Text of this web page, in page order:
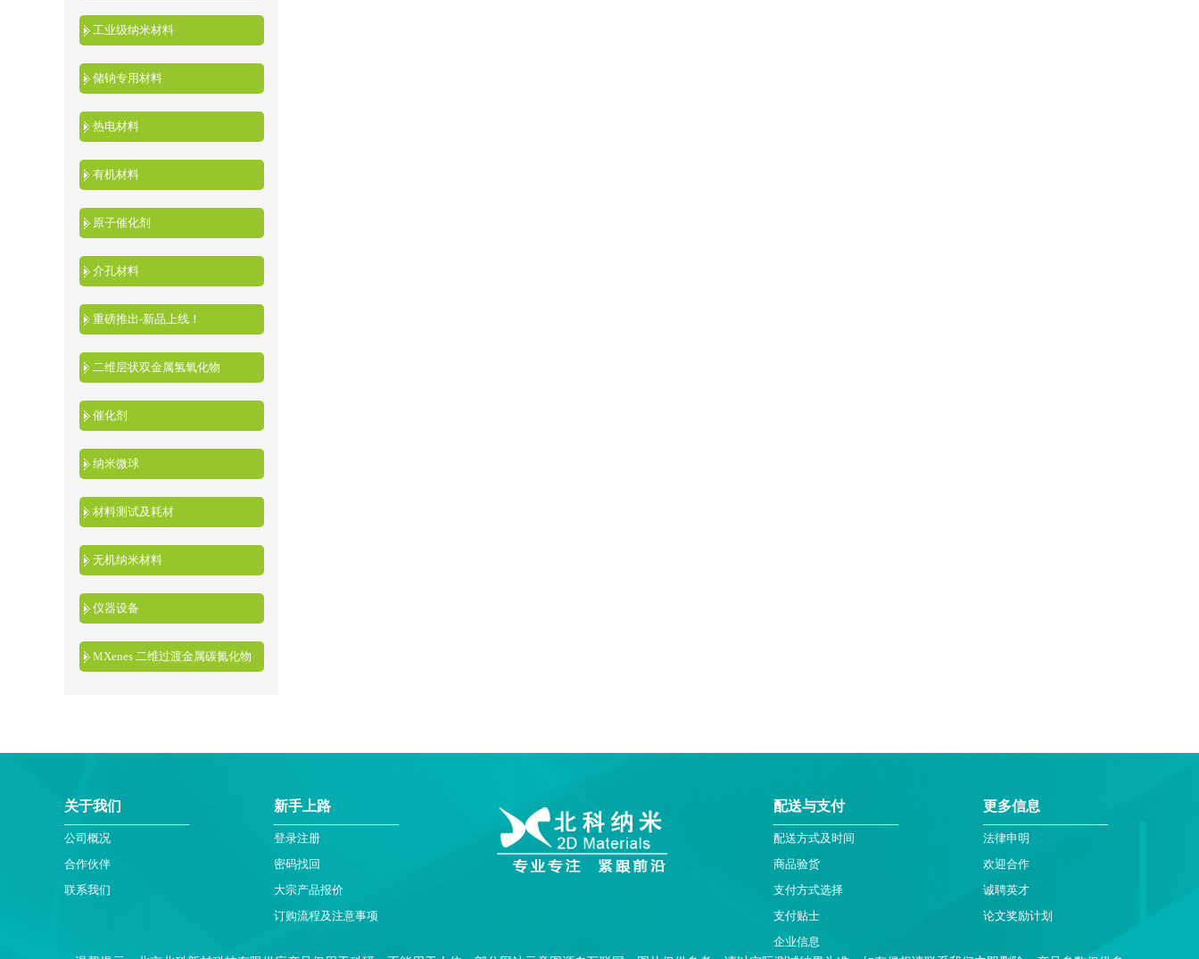
工业级纳米材料
储钠专用材料
热电材料
有机材料
原子催化剂
介孔材料
重磅推出-新品上线！
二维层状双金属氢氧化物
催化剂
纳米微球
材料测试及耗材
无机纳米材料
仪器设备
MXenes 二维过渡金属碳氮化物
关于我们
公司概况
合作伙伴
联系我们
新手上路
登录注册
密码找回
大宗产品报价
订购流程及注意事项
配送与支付
配送方式及时间
商品验货
支付方式选择
支付贴士
企业信息
更多信息
法律申明
欢迎合作
诚聘英才
论文奖励计划